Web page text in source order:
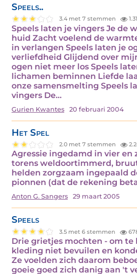
Speels..
3.4 met 7 stemmen
Speels laten je vingers Je de
huid Zacht voelend de
in verlangen Speels laten je
verliefdheid Glijdend over
ogen niet meer los Speels
lichamen beminnen Liefde
onze samensmelting Speels
vingers De…
Gurien Kwantes 20 februari 2004
Het Spel
2.0 met 7 stemmen
Agressie ingedamd in vier en
torens weldoortimmerd,
helden zorgzaam ingepaald
pionnen (dat de rekening
Anton G. Sangers 29 maart 2005
Speels
3.5 met 6 stemmen
Drie grietjes mochten - om te
kleding niet bevuilen en
Ze voelden zich daarom
goeie goed zich danig aan 't